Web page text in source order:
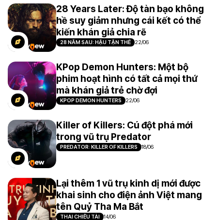
28 Years Later: Độ tàn bạo không
hề suy giảm nhưng cái kết có thể
kiến khán giả chia rẽ
28 NĂM SAU: HẬU TẬN THẾ 22/06
KPop Demon Hunters: Một bộ
phim hoạt hình có tất cả mọi thứ
mà khán giả trẻ chờ đợi
KPOP DEMON HUNTERS 22/06
Killer of Killers: Cú đột phá mới
trong vũ trụ Predator
PREDATOR: KILLER OF KILLERS 18/06
Lại thêm 1 vũ trụ kinh dị mới được
khai sinh cho điện ảnh Việt mang
tên Quỷ Tha Ma Bắt
THAI CHIÊU TÀI 14/06